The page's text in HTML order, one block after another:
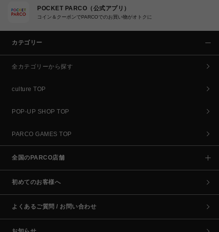
POCKET PARCO（公式アプリ）
コイン＆クーポンでPARCOでのお買い物がオトクに
カテゴリー
全カテゴリーから探す
culture TOP
POP-UP SHOP TOP
PARCO GAMES TOP
全国のPARCO店舗
初めてのお客様へ
よくあるご質問 / お問い合わせ